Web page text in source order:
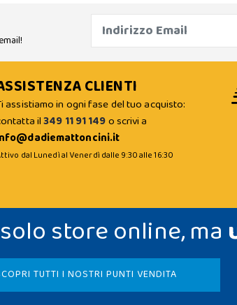
CLIENTI
assistiamo in ogni fase del tuo acquisto:
il349 11 91 149o scrivi a
dal Lunedì al Venerdì dalle 9:30 alle 16:30
store online, ma
TUTTI I NOSTRI PUNTI VENDITA